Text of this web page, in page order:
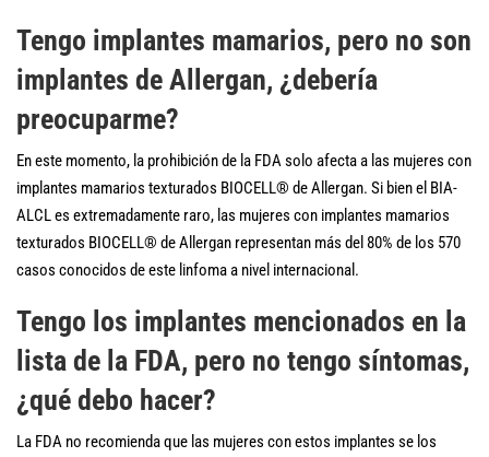
Tengo implantes mamarios, pero no son
implantes de Allergan, ¿debería
preocuparme?
En este momento, la prohibición de la FDA solo afecta a las mujeres con
implantes mamarios texturados BIOCELL® de Allergan. Si bien el BIA-
ALCL es extremadamente raro, las mujeres con implantes mamarios
texturados BIOCELL® de Allergan representan más del 80% de los 570
casos conocidos de este linfoma a nivel internacional.
Tengo los implantes mencionados en la
lista de la FDA, pero no tengo síntomas,
¿qué debo hacer?
La FDA no recomienda que las mujeres con estos implantes se los